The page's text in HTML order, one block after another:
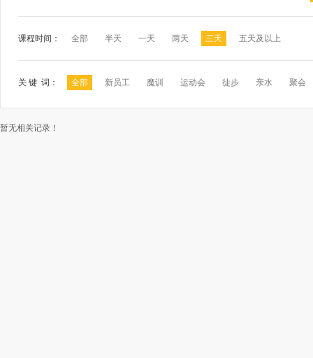
课程时间： 全部 半天 一天 两天 三天 五天及以上
关 键 词： 全部 新员工 魔训 运动会 徒步 亲水 聚会
暂无相关记录！